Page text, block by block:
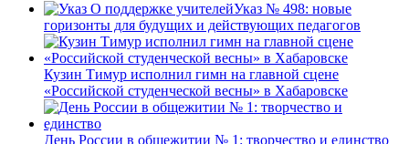
Указ № 498: новые
горизонты для будущих и действующих педагогов
Кузин Тимур исполнил гимн на главной сцене
«Российской студенческой весны» в Хабаровске
День России в общежитии № 1: творчество и единство